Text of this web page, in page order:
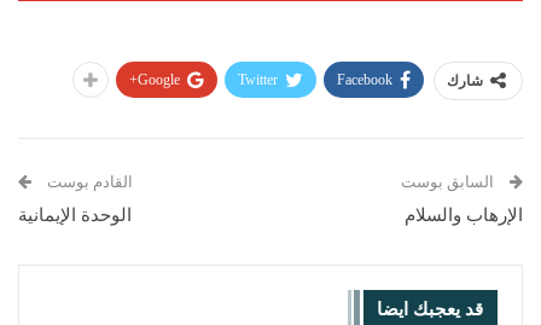
شارك Facebook
Twitter
Google+
السابق بوست
الإرهاب والسلام
القادم بوست
الوحدة الإيمانية
قد يعجبك ايضا